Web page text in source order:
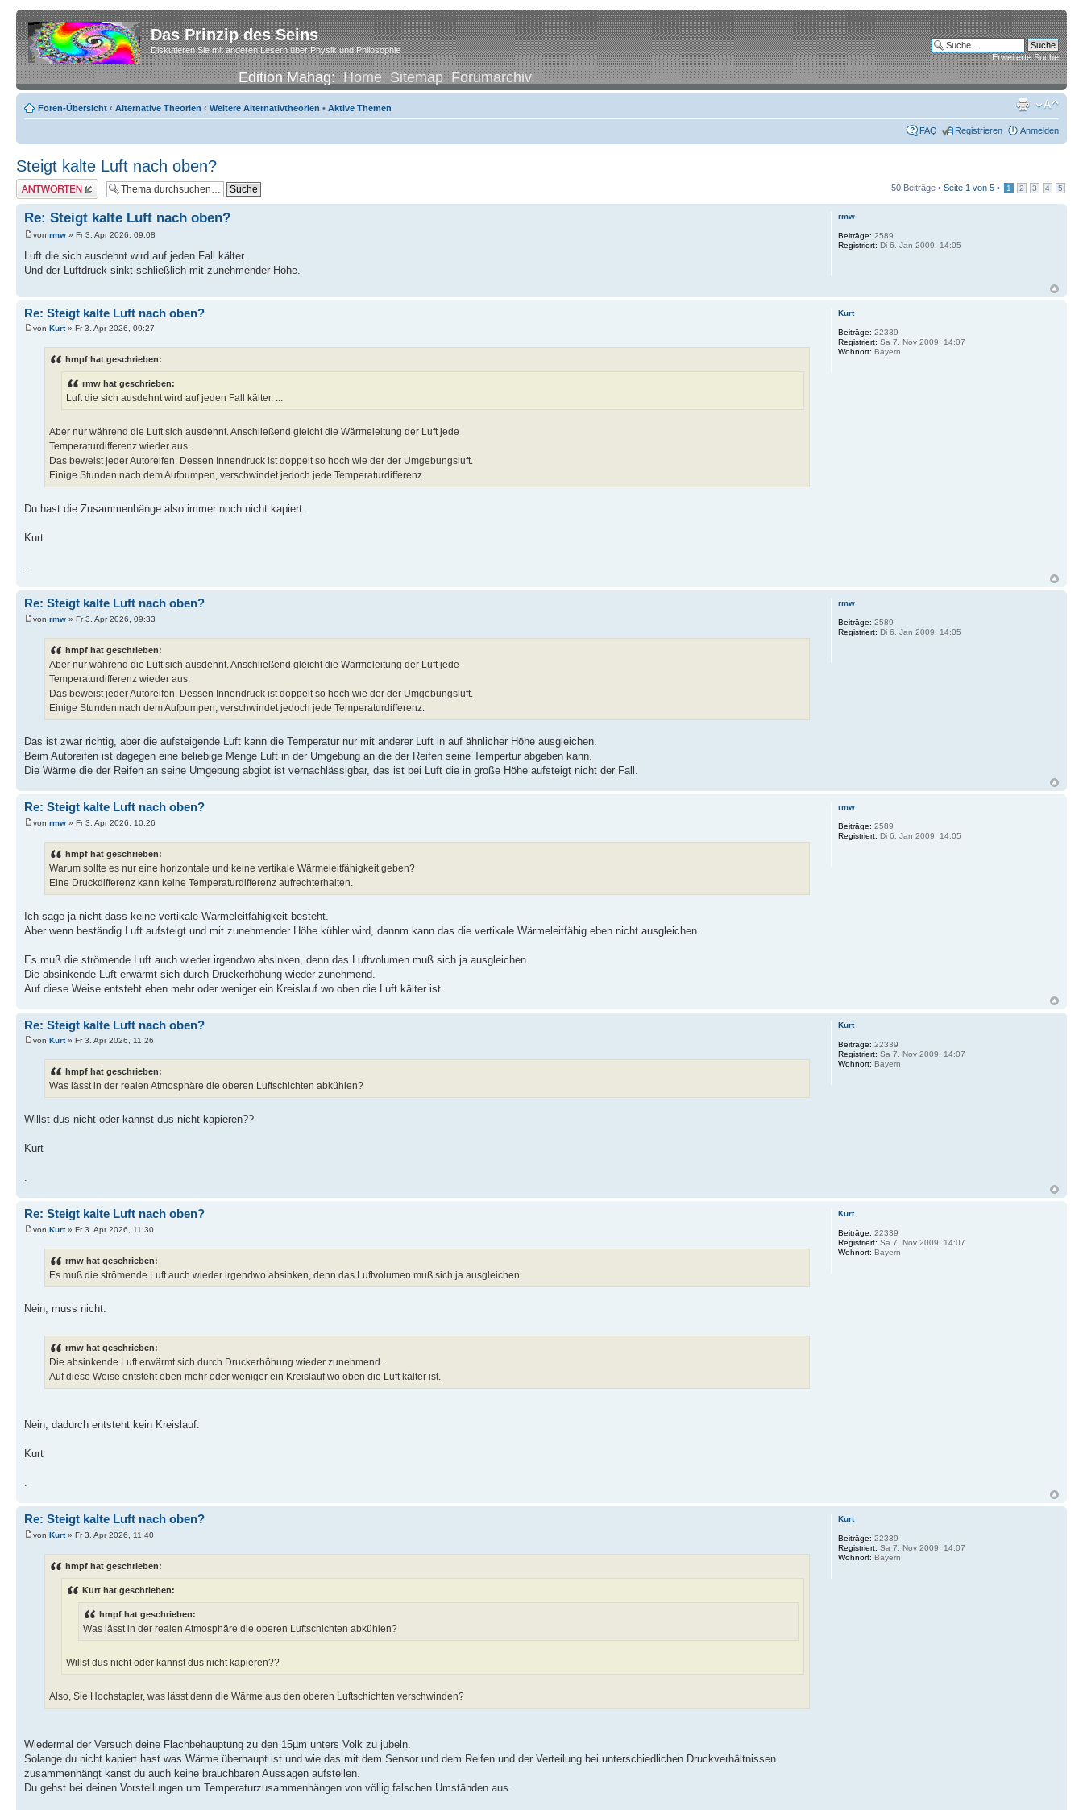
Das Prinzip des Seins
Diskutieren Sie mit anderen Lesern über Physik und Philosophie
Edition Mahag:Home Sitemap Forumarchiv
Erweiterte Suche
Foren-Übersicht ‹ Alternative Theorien ‹ Weitere Alternativtheorien • Aktive Themen
FAQ Registrieren Anmelden
Steigt kalte Luft nach oben?
Antwort erstellen 50 Beiträge • Seite 1 von 5 • 1 2 3 4 5
Re: Steigt kalte Luft nach oben?
von rmw » Fr 3. Apr 2026, 09:08
Luft die sich ausdehnt wird auf jeden Fall kälter.
Und der Luftdruck sinkt schließlich mit zunehmender Höhe.
rmw
Beiträge: 2589
Registriert: Di 6. Jan 2009, 14:05
Re: Steigt kalte Luft nach oben?
von Kurt» Fr 3. Apr 2026, 09:27
hmpf hat geschrieben:
rmw hat geschrieben:
Luft die sich ausdehnt wird auf jeden Fall kälter. ...
Aber nur während die Luft sich ausdehnt. Anschließend gleicht die Wärmeleitung der Luft jede
Temperaturdifferenz wieder aus.
Das beweist jeder Autoreifen. Dessen Innendruck ist doppelt so hoch wie der der Umgebungsluft.
Einige Stunden nach dem Aufpumpen, verschwindet jedoch jede Temperaturdifferenz.
Du hast die Zusammenhänge also immer noch nicht kapiert.
Kurt
.
Kurt
Beiträge: 22339
Registriert: Sa 7. Nov 2009, 14:07
Wohnort: Bayern
Re: Steigt kalte Luft nach oben?
von rmw » Fr 3. Apr 2026, 09:33
hmpf hat geschrieben:
Aber nur während die Luft sich ausdehnt. Anschließend gleicht die Wärmeleitung der Luft jede
Temperaturdifferenz wieder aus.
Das beweist jeder Autoreifen. Dessen Innendruck ist doppelt so hoch wie der der Umgebungsluft.
Einige Stunden nach dem Aufpumpen, verschwindet jedoch jede Temperaturdifferenz.
Das ist zwar richtig, aber die aufsteigende Luft kann die Temperatur nur mit anderer Luft in auf ähnlicher Höhe ausgleichen.
Beim Autoreifen ist dagegen eine beliebige Menge Luft in der Umgebung an die der Reifen seine Tempertur abgeben kann.
Die Wärme die der Reifen an seine Umgebung abgibt ist vernachlässigbar, das ist bei Luft die in große Höhe aufsteigt nicht der Fall.
rmw
Beiträge: 2589
Registriert: Di 6. Jan 2009, 14:05
Re: Steigt kalte Luft nach oben?
von rmw » Fr 3. Apr 2026, 10:26
hmpf hat geschrieben:
Warum sollte es nur eine horizontale und keine vertikale Wärmeleitfähigkeit geben?
Eine Druckdifferenz kann keine Temperaturdifferenz aufrechterhalten.
Ich sage ja nicht dass keine vertikale Wärmeleitfähigkeit besteht.
Aber wenn beständig Luft aufsteigt und mit zunehmender Höhe kühler wird, dannm kann das die vertikale Wärmeleitfähig eben nicht ausgleichen.
Es muß die strömende Luft auch wieder irgendwo absinken, denn das Luftvolumen muß sich ja ausgleichen.
Die absinkende Luft erwärmt sich durch Druckerhöhung wieder zunehmend.
Auf diese Weise entsteht eben mehr oder weniger ein Kreislauf wo oben die Luft kälter ist.
rmw
Beiträge: 2589
Registriert: Di 6. Jan 2009, 14:05
Re: Steigt kalte Luft nach oben?
von Kurt» Fr 3. Apr 2026, 11:26
hmpf hat geschrieben:
Was lässt in der realen Atmosphäre die oberen Luftschichten abkühlen?
Willst dus nicht oder kannst dus nicht kapieren??
Kurt
.
Kurt
Beiträge: 22339
Registriert: Sa 7. Nov 2009, 14:07
Wohnort: Bayern
Re: Steigt kalte Luft nach oben?
von Kurt» Fr 3. Apr 2026, 11:30
rmw hat geschrieben:
Es muß die strömende Luft auch wieder irgendwo absinken, denn das Luftvolumen muß sich ja ausgleichen.
Nein, muss nicht.
rmw hat geschrieben:
Die absinkende Luft erwärmt sich durch Druckerhöhung wieder zunehmend.
Auf diese Weise entsteht eben mehr oder weniger ein Kreislauf wo oben die Luft kälter ist.
Nein, dadurch entsteht kein Kreislauf.
Kurt
.
Kurt
Beiträge: 22339
Registriert: Sa 7. Nov 2009, 14:07
Wohnort: Bayern
Re: Steigt kalte Luft nach oben?
von Kurt» Fr 3. Apr 2026, 11:40
hmpf hat geschrieben:
Kurt hat geschrieben:
hmpf hat geschrieben:
Was lässt in der realen Atmosphäre die oberen Luftschichten abkühlen?
Willst dus nicht oder kannst dus nicht kapieren??
Also, Sie Hochstapler, was lässt denn die Wärme aus den oberen Luftschichten verschwinden?
Wiedermal der Versuch deine Flachbehauptung zu den 15µm unters Volk zu jubeln.
Solange du nicht kapiert hast was Wärme überhaupt ist und wie das mit dem Sensor und dem Reifen und der Verteilung bei unterschiedlichen Druckverhältnissen
zusammenhängt kanst du auch keine brauchbaren Aussagen aufstellen.
Du gehst bei deinen Vorstellungen um Temperaturzusammenhängen von völlig falschen Umständen aus.
Kurt
Beiträge: 22339
Registriert: Sa 7. Nov 2009, 14:07
Wohnort: Bayern